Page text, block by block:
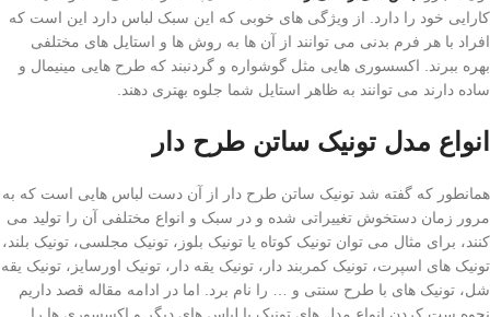
کارایی خود را دارد. از ویژگی های خوبی که این سبک لباس دارد این است که
افراد با هر فرم بدنی می توانند از آن ها به روش ها و استایل های مختلفی
بهره ببرند. اکسسوری هایی مثل گوشواره و گردنبند که طرح هایی مینیمال و
ساده دارند می توانند به ظاهر استایل شما جلوه بهتری دهند.
انواع مدل تونیک ساتن طرح دار
همانطور که گفته شد تونیک ساتن طرح دار از آن دست لباس هایی است که به
مرور زمان دستخوش تغییراتی شده و در سبک و انواع مختلفی آن را تولید می
کنند، برای مثال می توان تونیک کوتاه یا تونیک بلوز، تونیک مجلسی، تونیک بلند،
تونیک های اسپرت، تونیک کمربند دار، تونیک یقه دار، تونیک اورسایز، تونیک یقه
شل، تونیک های با طرح سنتی و … را نام برد. اما در ادامه مقاله قصد داریم